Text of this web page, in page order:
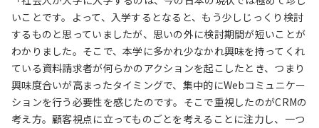
いことです。よって、入学するとなると、もう少しじっくり検討
するものと思っていましたが、思いの外に検討期間が短いことが
わかりました。そこで、本学に多かれ少なかれ興味を持ってくれ
ている資料請求者が何らかのアクションを起こしたとき、つまり
興味度合いが高まったタイミングで、集中的にWebコミュニケー
ションを行う必要性を感じたのです。そこで重視したのがCRMの
考え方。顧客視点に立ってものごとを考えることに注力し、一つ